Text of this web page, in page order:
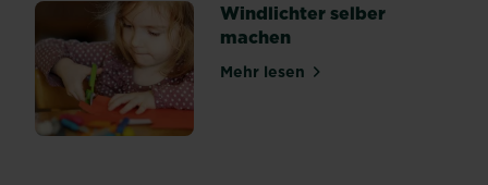
Windlichter selber
machen
Mehr lesenüber Windlichter selber